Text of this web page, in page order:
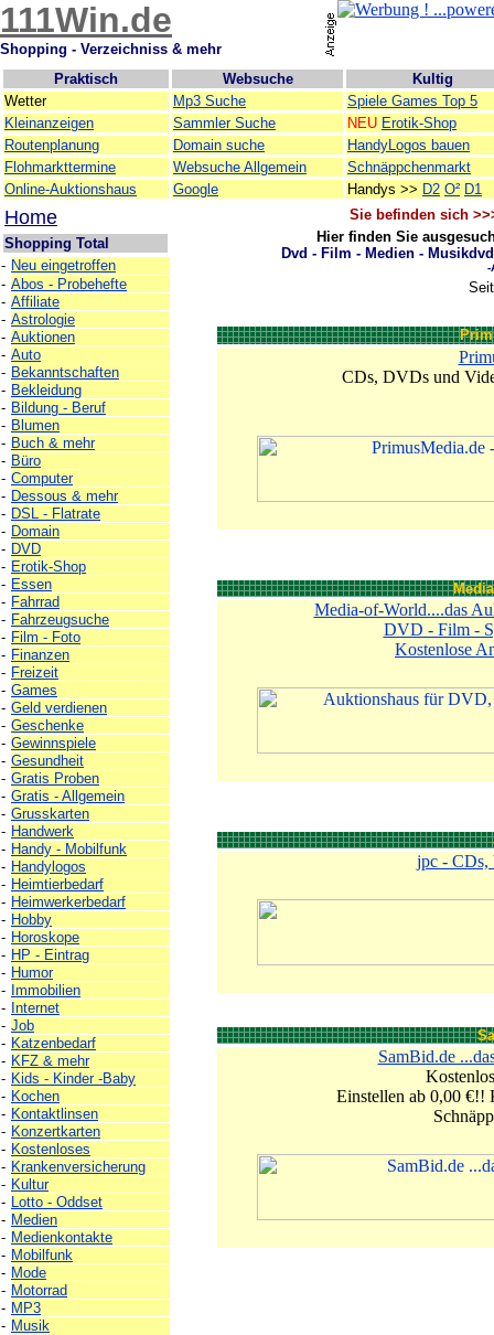
111Win.de
Shopping - Verzeichniss & mehr
Praktisch
Websuche
Kultig
Wetter
Mp3 Suche
Spiele Games Top 5
Kleinanzeigen
Sammler Suche NEU Erotik-Shop
Routenplanung
Domain suche
HandyLogos bauen
Flohmarkttermine
Websuche Allgemein
Schnäppchenmarkt
Online-Auktionshaus
Google Handys >> D2 O² D1
Home
Shopping Total
- Neu eingetroffen
- Abos - Probehefte
- Affiliate
- Astrologie
- Auktionen
- Auto
- Bekanntschaften
- Bekleidung
- Bildung - Beruf
- Blumen
- Buch & mehr
- Büro
- Computer
- Dessous & mehr
- DSL - Flatrate
- Domain
- DVD
- Erotik-Shop
- Essen
- Fahrrad
- Fahrzeugsuche
- Film - Foto
- Finanzen
- Freizeit
- Games
- Geld verdienen
- Geschenke
- Gewinnspiele
- Gesundheit
- Gratis Proben
- Gratis - Allgemein
- Grusskarten
- Handwerk
- Handy - Mobilfunk
- Handylogos
- Heimtierbedarf
- Heimwerkerbedarf
- Hobby
- Horoskope
- HP - Eintrag
- Humor
- Immobilien
- Internet
- Job
- Katzenbedarf
- KFZ & mehr
- Kids - Kinder -Baby
- Kochen
- Kontaktlinsen
- Konzertkarten
- Kostenloses
- Krankenversicherung
- Kultur
- Lotto - Oddset
- Medien
- Medienkontakte
- Mobilfunk
- Mode
- Motorrad
- MP3
- Musik
Sie befinden sich
Hier finden Sie
Dvd - Film - Medien -
-
CDs, DVDs und
Media-of-World....das
DVD - Film -
Kostenlose
jpc - CDs,
SamBid.de
Einstellen ab 0,00 €!!